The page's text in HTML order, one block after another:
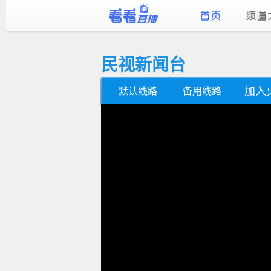
民视新闻台
默认线路 备用线路 加入